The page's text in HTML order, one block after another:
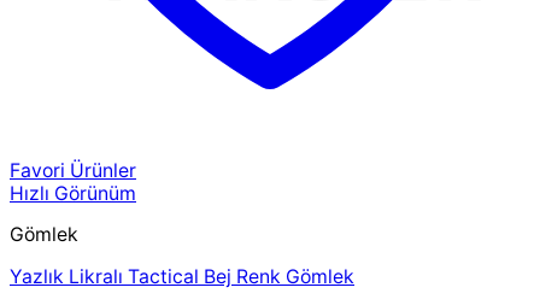
Favori Ürünler
Hızlı Görünüm
Gömlek
Yazlık Likralı Tactical Bej Renk Gömlek